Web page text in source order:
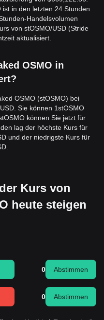
in den letzten 24 Stunden
Handelsvolumen
von stOSMO/USD (Stride
aktualisiert.
OSMO in
OSMO (stOSMO) bei
Sie können 1stOSMO
können Sie jetzt für
lag der höchste Kurs für
und der niedrigste Kurs für
Kurs von
heute steigen
0 Abstimmen
0 Abstimmen